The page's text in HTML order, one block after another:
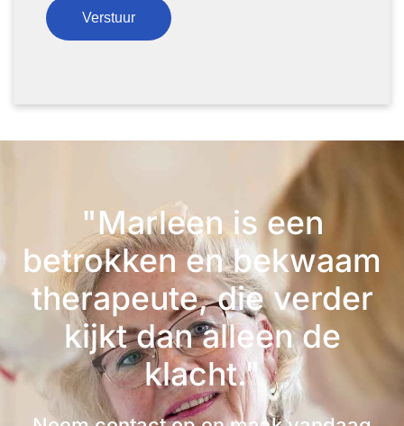
"Marleen is een
betrokken en bekwaam
therapeute, die verder
kijkt dan alleen de
klacht."